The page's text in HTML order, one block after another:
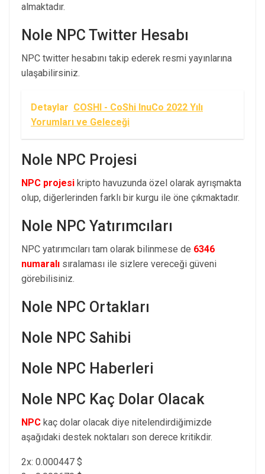
almaktadır.
Nole NPC Twitter Hesabı
NPC twitter hesabını takip ederek resmi yayınlarına
ulaşabilirsiniz.
Detaylar COSHI - CoShi InuCo 2022 Yılı
Yorumları ve Geleceği
Nole NPC Projesi
NPC projesi kripto havuzunda özel olarak ayrışmakta
olup, diğerlerinden farklı bir kurgu ile öne çıkmaktadır.
Nole NPC Yatırımcıları
NPC yatırımcıları tam olarak bilinmese de 6346
numaralı sıralaması ile sizlere vereceği güveni
görebilisiniz.
Nole NPC Ortakları
Nole NPC Sahibi
Nole NPC Haberleri
Nole NPC Kaç Dolar Olacak
NPC kaç dolar olacak diye nitelendirdiğimizde
aşağıdaki destek noktaları son derece kritikdir.
2x: 0.000447 $